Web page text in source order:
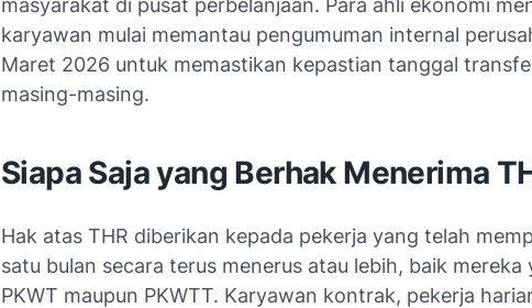
masyarakat di pusat perbelanjaan. Para ahli ekonomi
karyawan mulai memantau pengumuman internal
Maret 2026 untuk memastikan kepastian tanggal
masing-masing.
Siapa Saja yang Berhak Menerima
Hak atas THR diberikan kepada pekerja yang telah
satu bulan secara terus menerus atau lebih, baik
PKWT maupun PKWTT. Karyawan kontrak, pekerja